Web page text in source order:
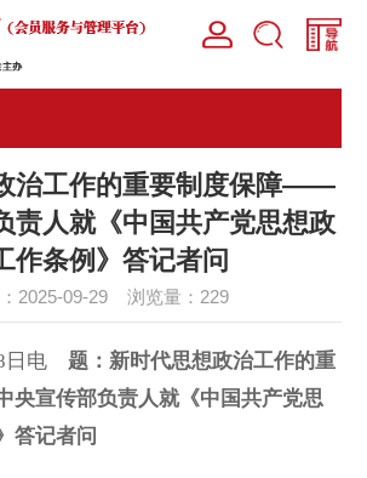
治工作的重要制度保障——
责人就《中国共产党思想政
作条例》答记者问
2025-09-29 浏览量： 229
日电 题：新时代思想政治工作的重
宣传部负责人就《中国共产党思
答记者问